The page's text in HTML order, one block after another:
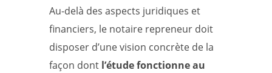
Au-delà des aspects juridiques et
financiers, le notaire repreneur doit
disposer d’une vision concrète de la
façon dont l’étude fonctionne au